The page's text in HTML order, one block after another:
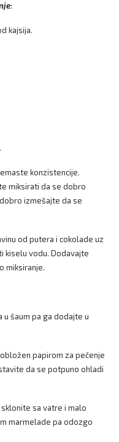
kajsija.
konzistencije.
miksirati da se dobro
izmešajte da se
od putera i cokolade uz
kiselu vodu. Dodavajte
miksiranje.
u šaum pa ga dodajte u
papirom za pečenje
da se potpuno ohladi
sa vatre i malo
marmelade pa odozgo